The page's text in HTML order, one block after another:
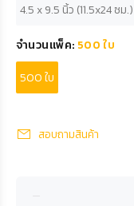
4.5 x 9.5 นิ้ว (11.5x24 ซม.)
จำนวนแพ็ค: 500 ใบ
500 ใบ
สอบถามสินค้า